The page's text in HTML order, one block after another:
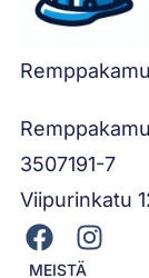
3507191-7
Viipurinkatu
MEISTÄ